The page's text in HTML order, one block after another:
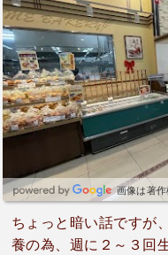
画像は著作
ちょっと暗い話ですが
養の為、週に２～３回